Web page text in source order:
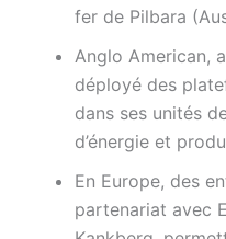
fer de Pilbara
Anglo American,
déployé des
dans ses unités
d’énergie et
En Europe, des
partenariat avec